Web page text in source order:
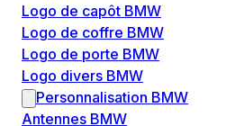
Logo de capôt BMW
Logo de coffre BMW
Logo de porte BMW
Logo divers BMW
Personnalisation BMW
Antennes BMW